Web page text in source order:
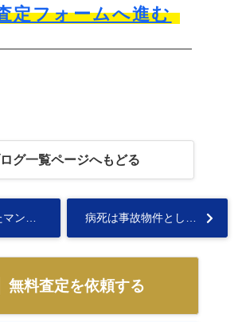
定フォームへ進む
グ一覧ページへもどる
無料査定を依頼する